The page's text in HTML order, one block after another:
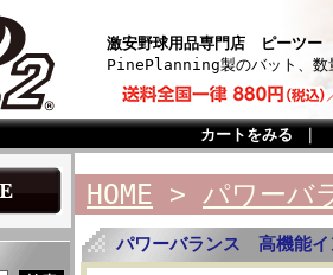
激安野球用品専門店 ピーツー
PinePlanning製のバット、数
カートをみる
HOME > パワーバ
パワーバランス 高機能